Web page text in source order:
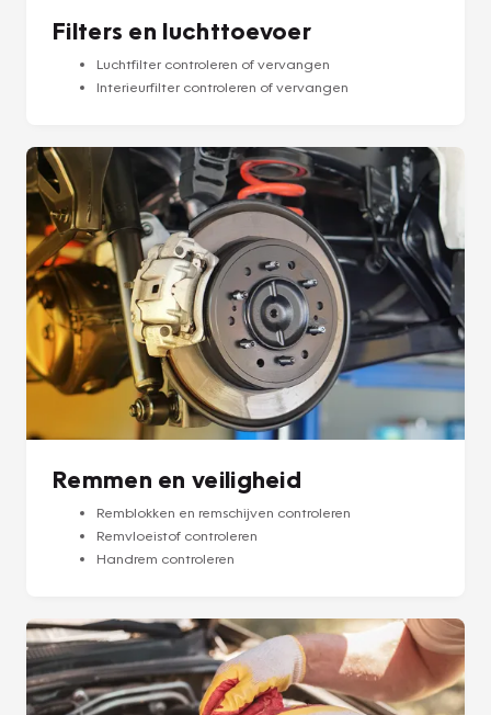
Filters en luchttoevoer
Luchtfilter controleren of vervangen
Interieurfilter controleren of vervangen
Remmen en veiligheid
Remblokken en remschijven controleren
Remvloeistof controleren
Handrem controleren